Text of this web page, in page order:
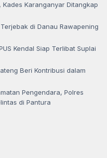
Karanganyar Ditangkap
di Danau Rawapening
Kendal Siap Terlibat Suplai
Beri Kontribusi dalam
Pengendara, Polres
di Pantura